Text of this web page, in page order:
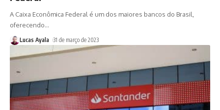
A Caixa Econômica Federal é um dos maiores bancos do Brasil,
oferecendo…
Lucas Ayala 31 de março de 2023